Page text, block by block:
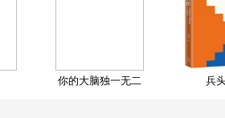
你的大脑独一无二 兵